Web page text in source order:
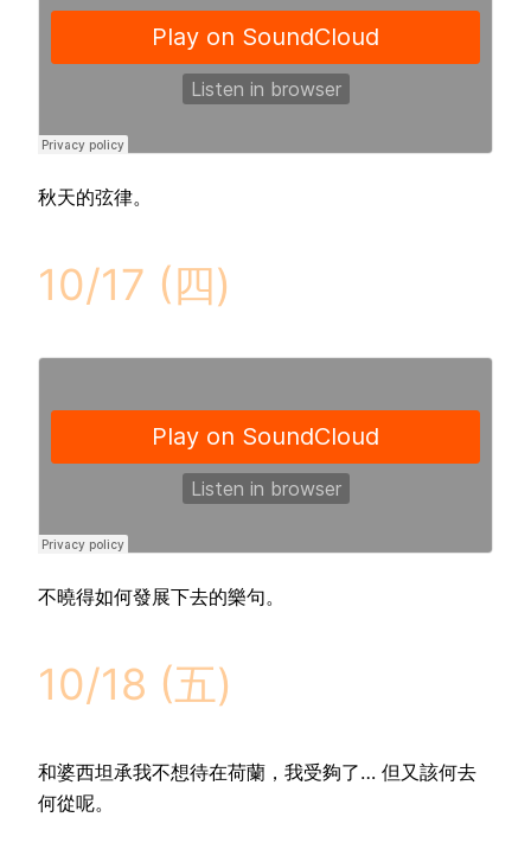
秋天的弦律。
10/17 (四)
不曉得如何發展下去的樂句。
10/18 (五)
和婆西坦承我不想待在荷蘭，我受夠了… 但又該何去
何從呢。